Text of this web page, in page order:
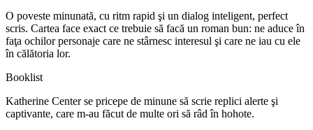
O poveste minunată, cu ritm rapid şi un dialog inteligent, perfect
scris. Cartea face exact ce trebuie să facă un roman bun: ne aduce în
faţa ochilor personaje care ne stârnesc interesul şi care ne iau cu ele
în călătoria lor.
Booklist
Katherine Center se pricepe de minune să scrie replici alerte şi
captivante, care m-au făcut de multe ori să râd în hohote.